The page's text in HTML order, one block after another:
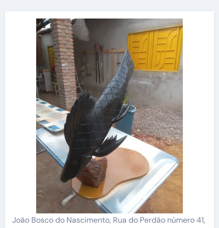
João Bosco do Nascimento, Rua do Perdão número 41,